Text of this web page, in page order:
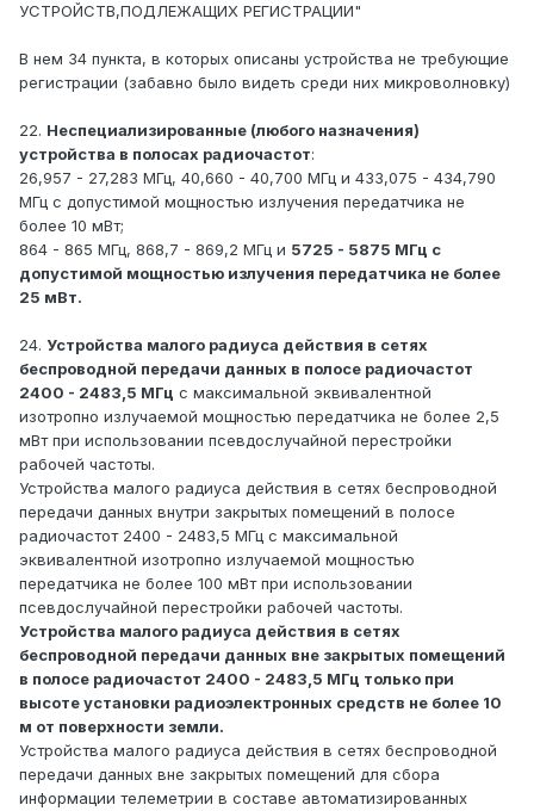
УСТРОЙСТВ,ПОДЛЕЖАЩИХ РЕГИСТРАЦИИ"
В нем 34 пункта, в которых описаны устройства не требующие
регистрации (забавно было видеть среди них микроволновку)
22. Неспециализированные (любого назначения)
устройства в полосах радиочастот:
26,957 - 27,283 МГц, 40,660 - 40,700 МГц и 433,075 - 434,790
МГц с допустимой мощностью излучения передатчика не
более 10 мВт;
864 - 865 МГц, 868,7 - 869,2 МГц и 5725 - 5875 МГц с
допустимой мощностью излучения передатчика не более
25 мВт.
24. Устройства малого радиуса действия в сетях
беспроводной передачи данных в полосе радиочастот
2400 - 2483,5 МГц с максимальной эквивалентной
изотропно излучаемой мощностью передатчика не более 2,5
мВт при использовании псевдослучайной перестройки
рабочей частоты.
Устройства малого радиуса действия в сетях беспроводной
передачи данных внутри закрытых помещений в полосе
радиочастот 2400 - 2483,5 МГц с максимальной
эквивалентной изотропно излучаемой мощностью
передатчика не более 100 мВт при использовании
псевдослучайной перестройки рабочей частоты.
Устройства малого радиуса действия в сетях
беспроводной передачи данных вне закрытых помещений
в полосе радиочастот 2400 - 2483,5 МГц только при
высоте установки радиоэлектронных средств не более 10
м от поверхности земли.
Устройства малого радиуса действия в сетях беспроводной
передачи данных вне закрытых помещений для сбора
информации телеметрии в составе автоматизированных